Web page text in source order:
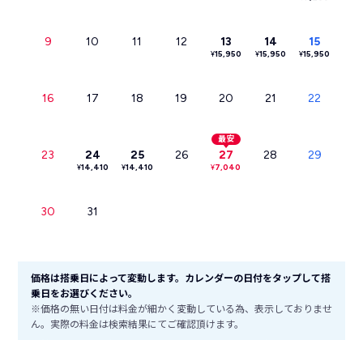
9 10 11 12 13
¥15,950
14
¥15,950
15
¥15,950
16 17 18 19 20 21 22
23 24
¥14,410
25
¥14,410
26
最安
27
¥7,040
28 29
30 31
価格は搭乗日によって変動します。カレンダーの日付をタップして搭
乗日をお選びください。
※価格の無い日付は料金が細かく変動している為、表示しておりませ
ん。実際の料金は検索結果にてご確認頂けます。